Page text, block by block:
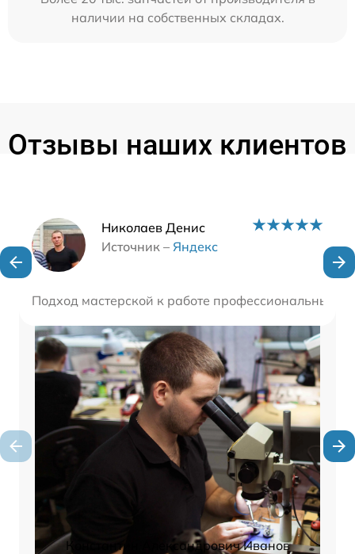
наличии на собственных складах.
Отзывы наших клиентов
Николаев Денис
Источник – Яндекс
Подход мастерской к работе профессиональный,
Наши мастера
Константин Александрович Иванов